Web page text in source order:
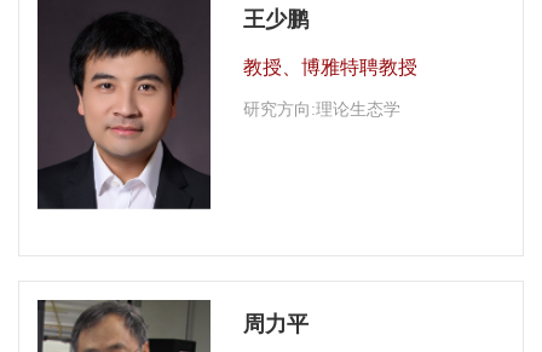
王少鹏
教授、博雅特聘教授
研究方向:理论生态学
周力平